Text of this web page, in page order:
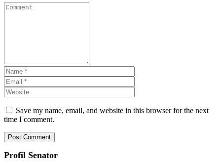
Save my name, email, and website in this browser for the next
time I comment.
Profil Senator